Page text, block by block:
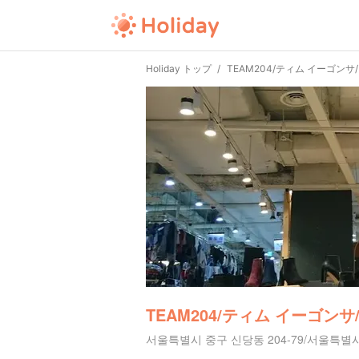
Holiday トップ TEAM204/ティム イーゴンサ
TEAM204/ティム イーゴン
서울특별시 중구 신당동 204-79/서울특별